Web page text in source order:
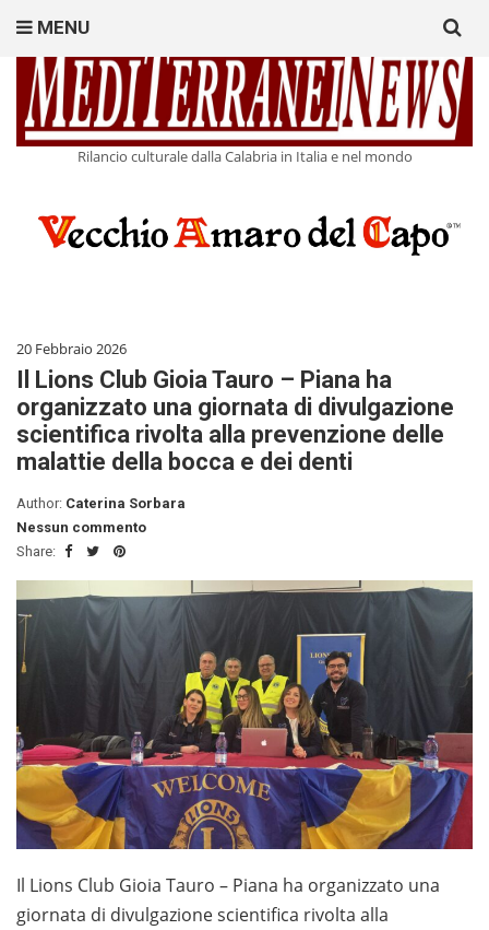
Rilancio culturale dalla Calabria in Italia e nel mondo
MENU
for:
20 Febbraio 2026
Il Lions Club Gioia Tauro – Piana ha
organizzato una giornata di divulgazione
scientifica rivolta alla prevenzione delle
malattie della bocca e dei denti
Author: Caterina Sorbara
Nessun commento
Share:
Il Lions Club Gioia Tauro – Piana ha organizzato una
giornata di divulgazione scientifica rivolta alla